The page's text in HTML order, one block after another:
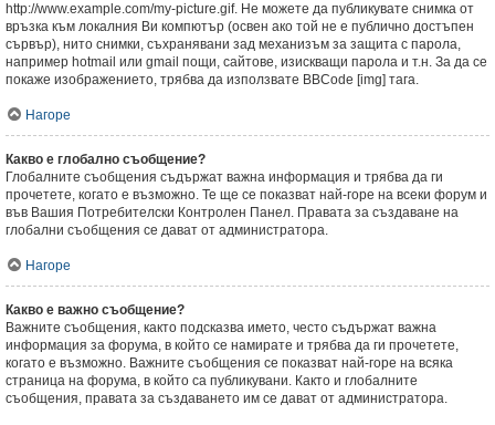
http://www.example.com/my-picture.gif. Не можете да публикувате снимка от
връзка към локалния Ви компютър (освен ако той не е публично достъпен
сървър), нито снимки, съхранявани зад механизъм за защита с парола,
например hotmail или gmail пощи, сайтове, изискващи парола и т.н. За да се
покаже изображението, трябва да използвате BBCode [img] тага.
Нагоре
Какво е глобално съобщение?
Глобалните съобщения съдържат важна информация и трябва да ги
прочетете, когато е възможно. Те ще се показват най-горе на всеки форум и
във Вашия Потребителски Контролен Панел. Правата за създаване на
глобални съобщения се дават от администратора.
Нагоре
Какво е важно съобщение?
Важните съобщения, както подсказва името, често съдържат важна
информация за форума, в който се намирате и трябва да ги прочетете,
когато е възможно. Важните съобщения се показват най-горе на всяка
страница на форума, в който са публикувани. Както и глобалните
съобщения, правата за създаването им се дават от администратора.